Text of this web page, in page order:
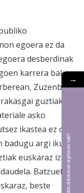
egoera ez da
desberdinak
karrera bakarra
Zuzenbidea
guztiak
asko
ikastea ez da
argi ikusten
euskaraz izan
Batzuetan,
beste
→
Bat aldizkarian argitaratu nahi?